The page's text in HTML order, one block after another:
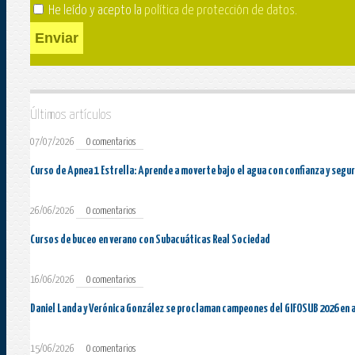
He leído y acepto la política de protección de datos.
Enviar
Últimos artículos
07/07/2026 0 comentarios
Curso de Apnea 1 Estrella: Aprende a moverte bajo el agua con confianza y
26/06/2026 0 comentarios
Cursos de buceo en verano con Subacuáticas Real Sociedad
16/06/2026 0 comentarios
Daniel Landa y Verónica González se proclaman campeones del GIFOSUB 2026 en
15/06/2026 0 comentarios